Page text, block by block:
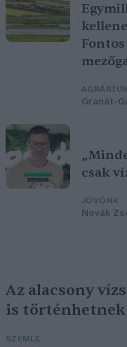
AGRÁRIUM
Granát-
csak
JÖVŐNK
Novák
Az alacsony
is történhetnek
SZEMLE